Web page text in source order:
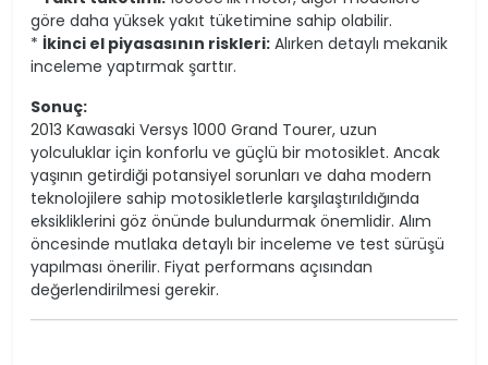
göre daha yüksek yakıt tüketimine sahip olabilir.
* İkinci el piyasasının riskleri: Alırken detaylı mekanik
inceleme yaptırmak şarttır.
Sonuç:
2013 Kawasaki Versys 1000 Grand Tourer, uzun
yolculuklar için konforlu ve güçlü bir motosiklet. Ancak
yaşının getirdiği potansiyel sorunları ve daha modern
teknolojilere sahip motosikletlerle karşılaştırıldığında
eksikliklerini göz önünde bulundurmak önemlidir. Alım
öncesinde mutlaka detaylı bir inceleme ve test sürüşü
yapılması önerilir. Fiyat performans açısından
değerlendirilmesi gerekir.